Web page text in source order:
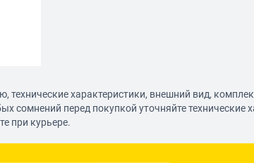
характеристики, внешний вид,
сомнений перед покупкой уточняйте
при курьере.